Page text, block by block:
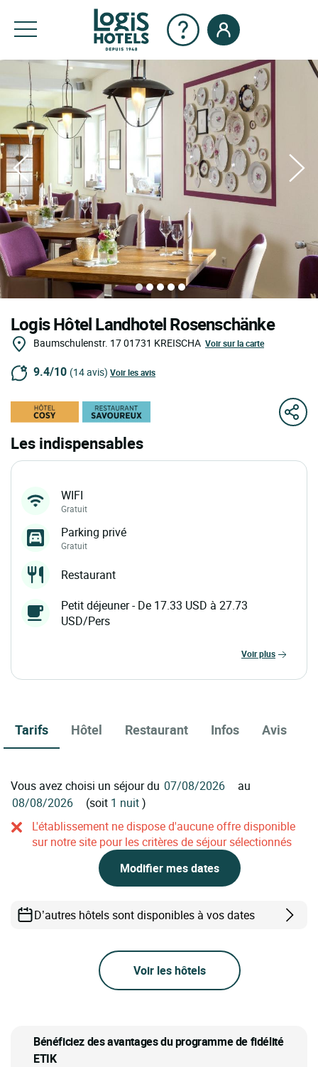
Logis Hôtel Landhotel Rosenschänke
Baumschulenstr. 1701731 KREISCHA Voir sur la carte
9.4/10 (14 avis) Voir les avis
Les indispensables
WIFI
Gratuit
Parking privé
Gratuit
Restaurant
Petit déjeuner - De 17.33 USD à 27.73
USD/Pers
voir plus
Tarifs Hôtel Restaurant Infos Avis
Vous avez choisi un séjour du
au
(soit 1 nuit)
L'établissement ne dispose d'aucune offre disponible
sur notre site pour les critères de séjour sélectionnés
Modifier mes dates
D’autres hôtels sont disponibles à vos dates
Voir les hôtels
Bénéficiez des avantages du programme de fidélité
ETIK